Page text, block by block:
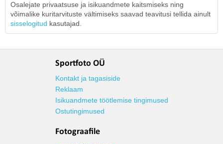
Osalejate privaatsuse ja isikuandmete kaitsmiseks ning
võimalike kuritarvituste vältimiseks saavad teavitusi tellida ainult
sisselogitud kasutajad.
Sportfoto OÜ
Kontakt ja tagasiside
Reklaam
Isikuandmete töötlemise tingimused
Ostutingimused
Fotograafile